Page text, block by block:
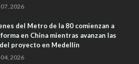
2026
del Metro de la 80 comienzan a
en China mientras avanzan las
proyecto en Medellín
2026